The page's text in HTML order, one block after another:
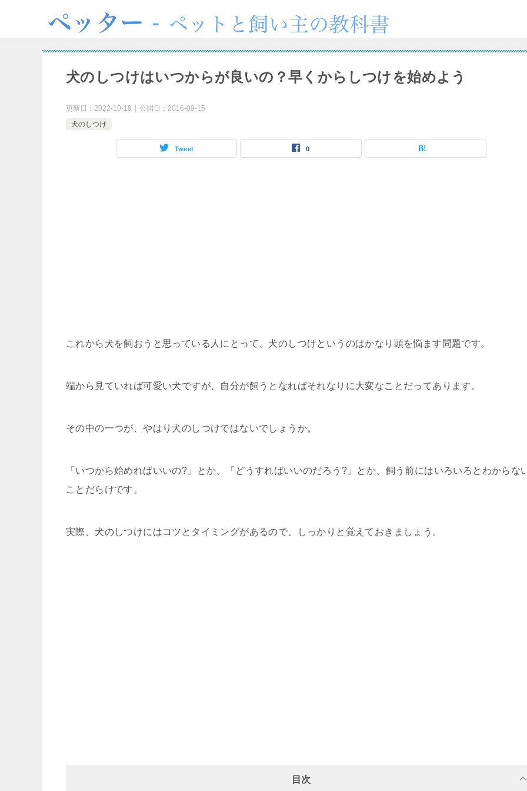
犬のしつけはいつからが良いの？早くからしつけを始めよう
更新日： 2022-10-19 公開日： 2016-09-15
犬のしつけ
Tweet 0
これから犬を飼おうと思っている人にとって、犬のしつけというのはかなり頭を悩ます問題です。
端から見ていれば可愛い犬ですが、自分が飼うとなればそれなりに大変なことだってあります。
その中の一つが、やはり犬のしつけではないでしょうか。
「いつから始めればいいの?」とか、「どうすればいいのだろう?」とか、飼う前にはいろいろとわからな
ことだらけです。
実際、犬のしつけにはコツとタイミングがあるので、しっかりと覚えておきましょう。
目次